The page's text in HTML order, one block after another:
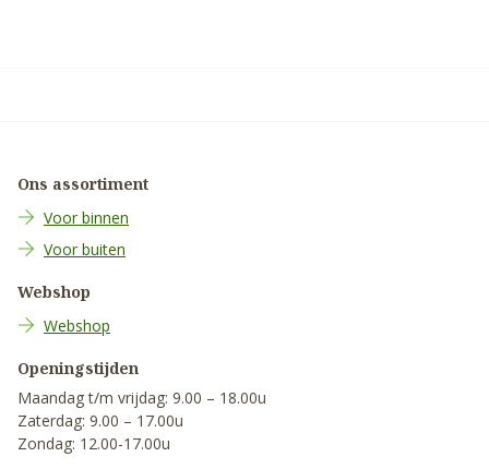
Ons assortiment
Voor binnen
Voor buiten
Webshop
Webshop
Openingstijden
Maandag t/m vrijdag: 9.00 – 18.00u
Zaterdag: 9.00 – 17.00u
Zondag: 12.00-17.00u